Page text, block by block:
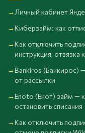
Личный кабинет
Киберзайм: как
Как отключить
инструкция, отвязка
Bankiros (Банкирос)
от рассылки
Enoto (Енот) займ —
остановить списания
Как отключить